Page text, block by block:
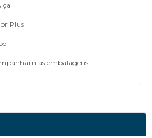
Plus
as embalagens